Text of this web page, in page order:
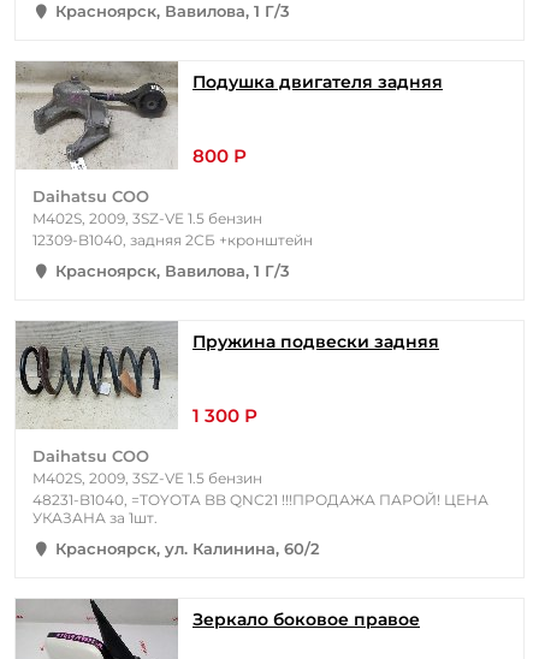
Красноярск, Вавилова, 1 Г/3
Подушка двигателя задняя
800 Р
Daihatsu COO
M402S, 2009, 3SZ-VE 1.5 бензин
12309-B1040, задняя 2СБ +кронштейн
Красноярск, Вавилова, 1 Г/3
Пружина подвески задняя
1 300 Р
Daihatsu COO
M402S, 2009, 3SZ-VE 1.5 бензин
48231-B1040, =TOYOTA BB QNC21 !!!ПРОДАЖА ПАРОЙ! ЦЕНА
УКАЗАНА за 1шт.
Красноярск, ул. Калинина, 60/2
Зеркало боковое правое